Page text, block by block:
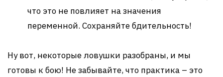
что это не повлияет на значения
переменной. Сохраняйте бдительность!
Ну вот, некоторые ловушки разобраны, и мы
готовы к бою! Не забывайте, что практика – это